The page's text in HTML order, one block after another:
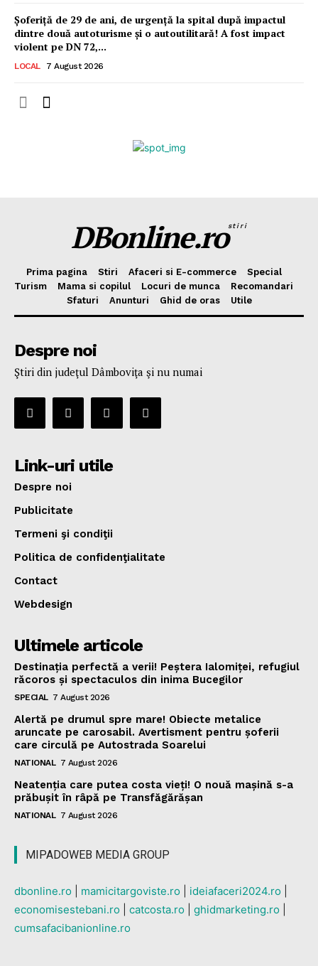
Șoferiță de 29 de ani, de urgență la spital după impactul
dintre două autoturisme și o autoutilitară! A fost impact
violent pe DN 72,...
LOCAL 7 August 2026
DBonline.rostiri
Prima pagina Stiri Afaceri si E-commerce
Special
Turism
Mama si copilul Locuri de munca
Recomandari
Sfaturi
Anunturi Ghid de oras Utile
Despre noi
Ştiri din judeţul Dâmboviţa şi nu numai
Link-uri utile
Despre noi
Publicitate
Termeni şi condiţii
Politica de confidenţialitate
Contact
Webdesign
Ultimele articole
Destinația perfectă a verii! Peștera Ialomiței, refugiul
răcoros și spectaculos din inima Bucegilor
SPECIAL 7 August 2026
Alertă pe drumul spre mare! Obiecte metalice
aruncate pe carosabil. Avertisment pentru șoferii
care circulă pe Autostrada Soarelui
NATIONAL 7 August 2026
Neatenția care putea costa vieți! O nouă mașină s-a
prăbușit în râpă pe Transfăgărășan
NATIONAL 7 August 2026
MIPADOWEB MEDIA GROUP
dbonline.ro mamicitargoviste.ro ideiafaceri2024.ro
economisestebani.ro
catcosta.ro ghidmarketing.ro
cumsafacibanionline.ro